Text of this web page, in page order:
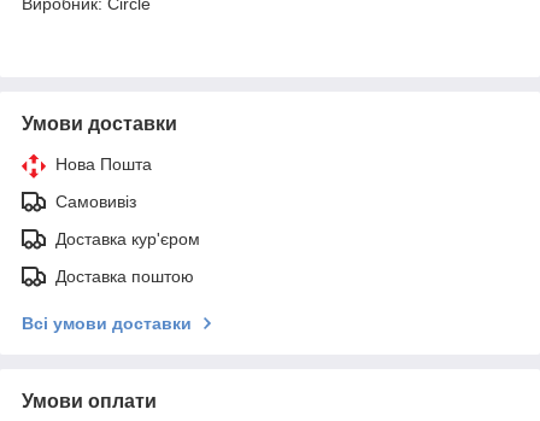
Умови доставки
Нова Пошта
Самовивіз
Доставка кур'єром
Доставка поштою
Всі умови доставки
Умови оплати